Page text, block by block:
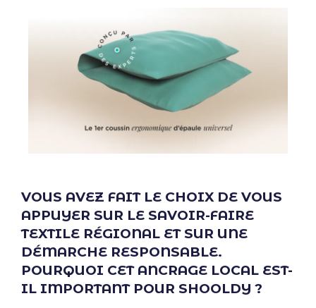
VOUS AVEZ FAIT LE CHOIX DE VOUS
APPUYER SUR LE SAVOIR-FAIRE
TEXTILE RÉGIONAL ET SUR UNE
DÉMARCHE RESPONSABLE.
POURQUOI CET ANCRAGE LOCAL EST-
IL IMPORTANT POUR SHOOLDY ?